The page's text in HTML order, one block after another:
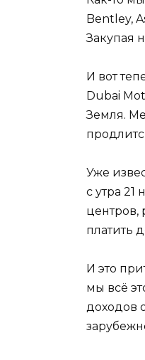
Bentley,
Закупая
И вот
Dubai
Земля.
Уже
с утра 21
центров,
платить
И это
мы всё
доходов